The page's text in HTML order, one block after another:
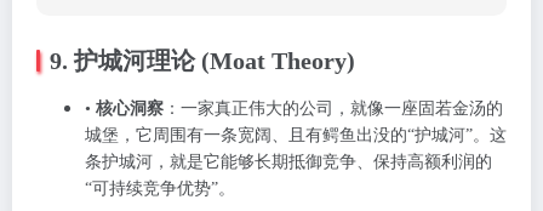
9. 护城河理论 (Moat Theory)
• 核心洞察 ：一家真正伟大的公司，就像一座固若金汤的
城堡，它周围有一条宽阔、且有鳄鱼出没的“护城河”。这
条护城河，就是它能够长期抵御竞争、保持高额利润的
“可持续竞争优势”。